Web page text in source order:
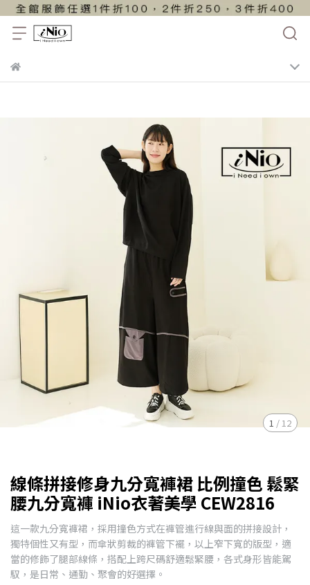
1 /12
線條拼接修身九分寬褲裙 比例撞色 鬆緊
腰九分寬褲 iNio衣著美學 CEW2816
這一款九分寬褲裙，採用撞色方式在褲管進行線與面的拼接設計，
獨特個性又有型，而傘狀剪裁的褲管下襬，以上窄下寬的版型，適
當的修飾了腿部線條，搭配上跨尺碼舒適鬆緊腰，各式身形皆能駕
馭，是日常、通勤、聚會的好選擇。